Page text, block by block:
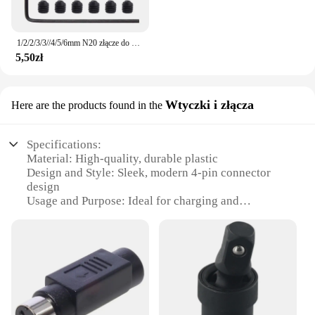
5,50zł
Here are the products found in the Wtyczki i złącza
Specifications:
Material: High-quality, durable plastic
Design and Style: Sleek, modern 4-pin connector
design
Usage and Purpose: Ideal for charging and
Performance and Property: Robust, reliable
Quantity: Available in sets for bulk purchases
Applicable Scenarios: Widely used in various
electronic devices and gadgets